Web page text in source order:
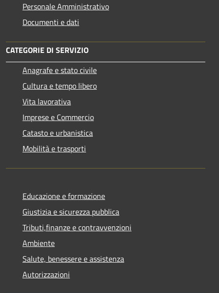
Personale Amministrativo
Documenti e dati
CATEGORIE DI SERVIZIO
Anagrafe e stato civile
Cultura e tempo libero
Vita lavorativa
Imprese e Commercio
Catasto e urbanistica
Mobilità e trasporti
Educazione e formazione
Giustizia e sicurezza pubblica
Tributi,finanze e contravvenzioni
Ambiente
Salute, benessere e assistenza
Autorizzazioni